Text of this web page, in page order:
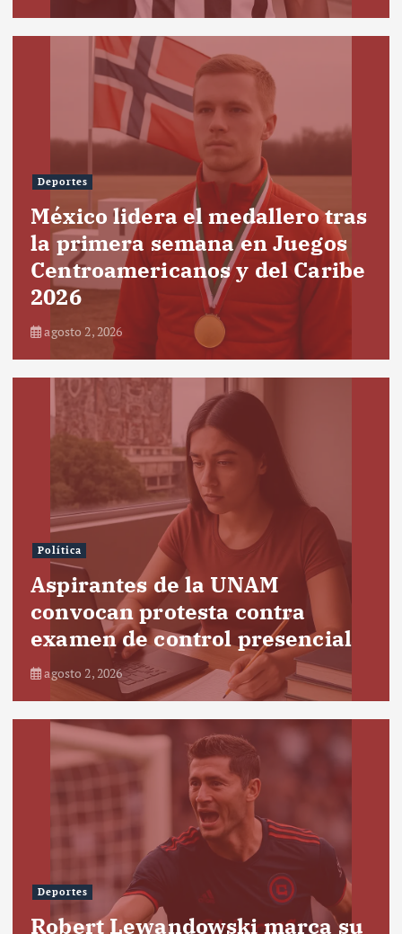
Deportes
México lidera el medallero tras
la primera semana en Juegos
Centroamericanos y del Caribe
2026
agosto 2, 2026
Política
Aspirantes de la UNAM
convocan protesta contra
examen de control presencial
agosto 2, 2026
Deportes
Robert Lewandowski marca su